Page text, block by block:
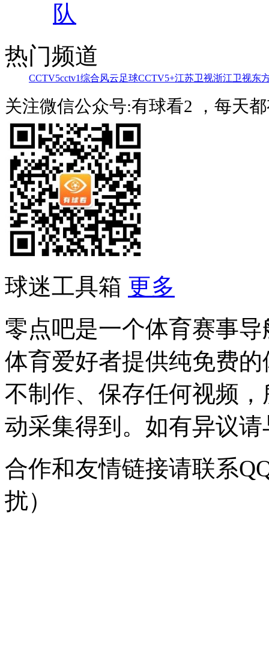
队
热门频道
CCTV5cctv1综合风云足球CCTV5+江苏卫视浙江卫视东
关注微信公众号:有球看2 ，每天
球迷工具箱 更多
零点吧是一个体育赛事
体育爱好者提供纯免费
不制作、保存任何视频
动采集得到。如有异议
合作和友情链接请联系
扰）